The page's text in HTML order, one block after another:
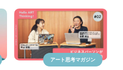
アート思考マガジン